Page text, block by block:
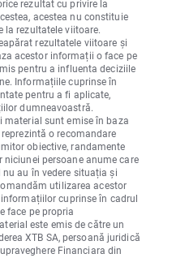
rezultat cu privire la
acestea nu constituie
la rezultatele viitoare.
rezultatele viitoare și
acestor informații o face pe
pentru a influenta deciziile
Informațiile cuprinse în
pentru a fi aplicate,
dumneavoastră.
sunt emise în baza
o recomandare
obiective, randamente
persoane anume care
au în vedere situația și
utilizarea acestor
cuprinse în cadrul
face pe propria
este emis de către un
XTB SA, persoană juridică
Financiara din